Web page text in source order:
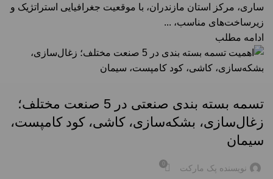
ساری، مرکز استان مازندران، با موقعیت جغرافیایی استراتژیک و
زیرساخت‌های مناسب، ...
ادامه مطلب
تسمه بسته بندی صنعتی در 5 صنعت مختلف؛
زغال‌سازی، بشکه‌سازی، کاشی، کود کامپست،
سیمان
نویسنده پک مارکت 0